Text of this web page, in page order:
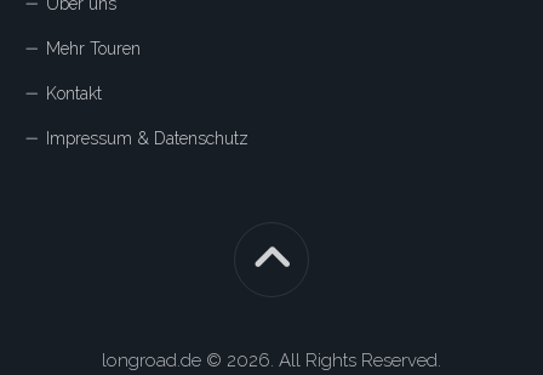
Mehr Touren
Kontakt
Impressum & Datenschutz
longroad.de © 2026. All Rights Reserved.